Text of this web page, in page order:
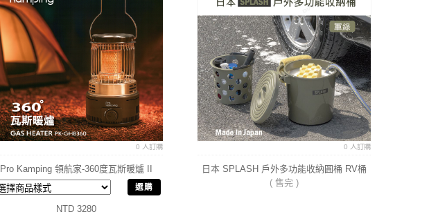
0 人訂購
Pro Kamping 領航家-360度瓦斯暖爐 II
選購
NTD 3280
0 人訂購
日本 SPLASH 戶外多功能收納圓桶 RV桶
( 售完 )